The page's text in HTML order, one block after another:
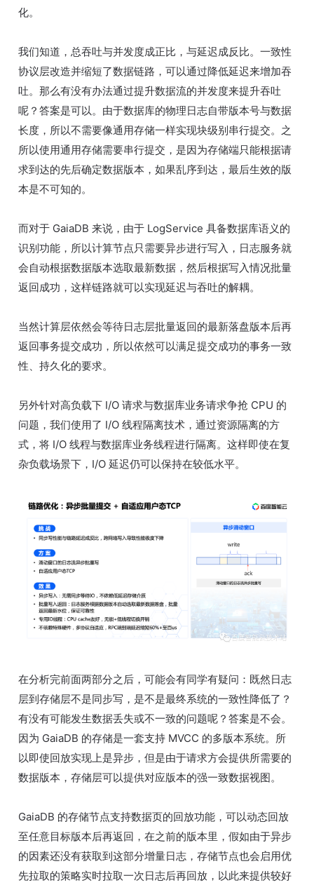
化。
我们知道，总吞吐与并发度成正比，与延迟成反比。一致性
协议层改造并缩短了数据链路，可以通过降低延迟来增加吞
吐。那么有没有办法通过提升数据流的并发度来提升吞吐
呢？答案是可以。由于数据库的物理日志自带版本号与数据
长度，所以不需要像通用存储一样实现块级别串行提交。之
所以使用通用存储需要串行提交，是因为存储端只能根据请
求到达的先后确定数据版本，如果乱序到达，最后生效的版
本是不可知的。
而对于 GaiaDB 来说，由于 LogService 具备数据库语义的
识别功能，所以计算节点只需要异步进行写入，日志服务就
会自动根据数据版本选取最新数据，然后根据写入情况批量
返回成功，这样链路就可以实现延迟与吞吐的解耦。
当然计算层依然会等待日志层批量返回的最新落盘版本后再
返回事务提交成功，所以依然可以满足提交成功的事务一致
性、持久化的要求。
另外针对高负载下 I/O 请求与数据库业务请求争抢 CPU 的
问题，我们使用了 I/O 线程隔离技术，通过资源隔离的方
式，将 I/O 线程与数据库业务线程进行隔离。这样即使在复
杂负载场景下，I/O 延迟仍可以保持在较低水平。
在分析完前面两部分之后，可能会有同学有疑问：既然日志
层到存储层不是同步写，是不是最终系统的一致性降低了？
有没有可能发生数据丢失或不一致的问题呢？答案是不会。
因为 GaiaDB 的存储是一套支持 MVCC 的多版本系统。所
以即使回放实现上是异步，但是由于请求方会提供所需要的
数据版本，存储层可以提供对应版本的强一致数据视图。
GaiaDB 的存储节点支持数据页的回放功能，可以动态回放
至任意目标版本后再返回，在之前的版本里，假如由于异步
的因素还没有获取到这部分增量日志，存储节点也会启用优
先拉取的策略实时拉取一次日志后再回放，以此来提供较好